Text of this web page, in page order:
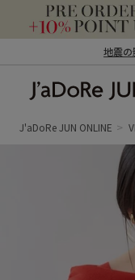
地震の
ン オンライン）
J'aDoRe JUN ONLINE